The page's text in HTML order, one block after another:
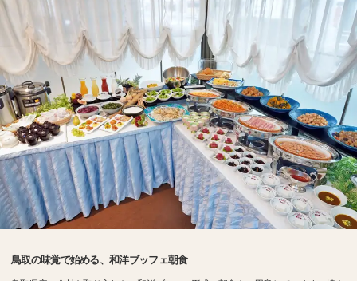
鳥取の味覚で始める、和洋ブッフェ朝食